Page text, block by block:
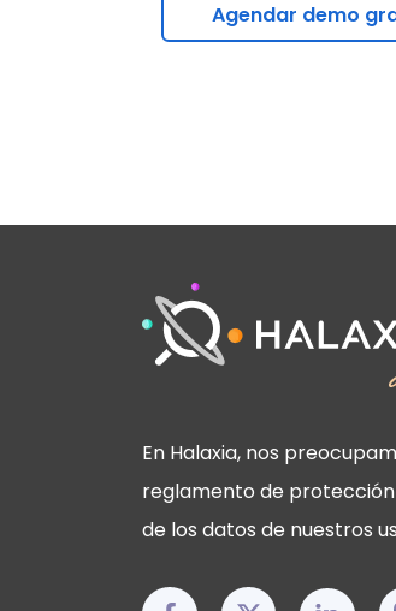
Agendar demo
En Halaxia, nos
reglamento de
de los datos de nuestros